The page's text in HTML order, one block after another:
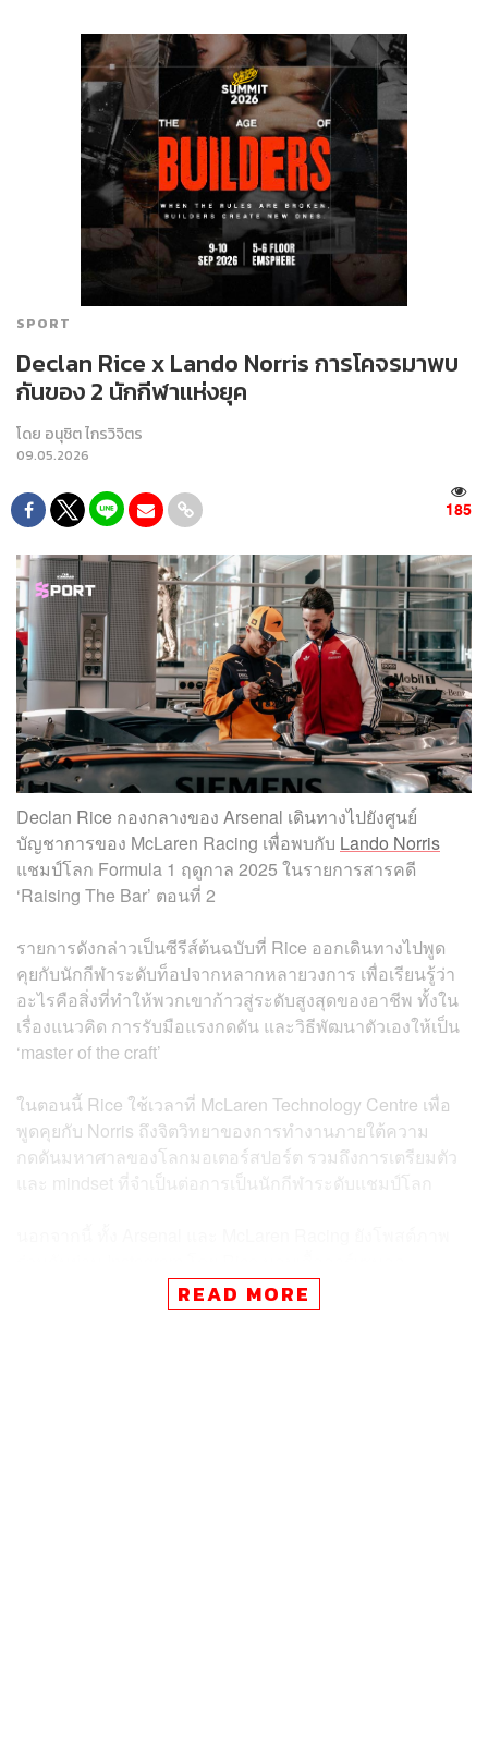
SPORT
Declan Rice x Lando Norris การโคจรมาพบ
กันของ 2 นักกีฬาแห่งยุค
โดย อนุชิต ไกรวิจิตร
09.05.2026
185
Declan Rice กองกลางของ Arsenal เดินทางไปยังศูนย์
บัญชาการของ McLaren Racing เพื่อพบกับ Lando Norris
แชมป์โลก Formula 1 ฤดูกาล 2025 ในรายการสารคดี
‘Raising The Bar’ ตอนที่ 2
รายการดังกล่าวเป็นซีรีส์ต้นฉบับที่ Rice ออกเดินทางไปพูด
คุยกับนักกีฬาระดับท็อปจากหลากหลายวงการ เพื่อเรียนรู้ว่า
อะไรคือสิ่งที่ทำให้พวกเขาก้าวสู่ระดับสูงสุดของอาชีพ ทั้งใน
เรื่องแนวคิด การรับมือแรงกดดัน และวิธีพัฒนาตัวเองให้เป็น
‘master of the craft’
ในตอนนี้ Rice ใช้เวลาที่ McLaren Technology Centre เพื่อ
พูดคุยกับ Norris ถึงจิตวิทยาของการทำงานภายใต้ความ
กดดันมหาศาลของโลกมอเตอร์สปอร์ต รวมถึงการเตรียมตัว
และ mindset ที่จำเป็นต่อการเป็นนักกีฬาระดับแชมป์โลก
หมายเลข 41 พร้อมลายเซ็นให้ Norris เป็นของขวัญพิเศษด้วย
READ MORE